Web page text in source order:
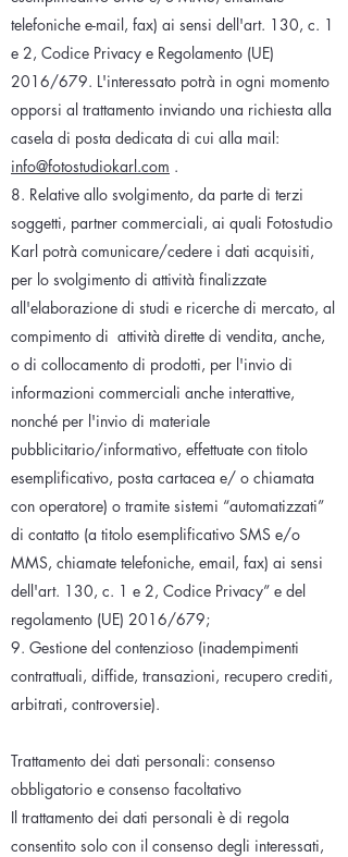
telefoniche e-mail, fax) ai sensi dell'art. 130, c. 1
e 2, Codice Privacy e Regolamento (UE)
2016/679. L'interessato potrà in ogni momento
opporsi al trattamento inviando una richiesta alla
casela di posta dedicata di cui alla mail:
info@fotostudiokarl.com .
8. Relative allo svolgimento, da parte di terzi
soggetti, partner commerciali, ai quali Fotostudio
Karl potrà comunicare/cedere i dati acquisiti,
per lo svolgimento di attività finalizzate
all'elaborazione di studi e ricerche di mercato, al
compimento di attività dirette di vendita, anche,
o di collocamento di prodotti, per l'invio di
informazioni commerciali anche interattive,
nonché per l'invio di materiale
pubblicitario/informativo, effettuate con titolo
esemplificativo, posta cartacea e/ o chiamata
con operatore) o tramite sistemi “automatizzati”
di contatto (a titolo esemplificativo SMS e/o
MMS, chiamate telefoniche, email, fax) ai sensi
dell'art. 130, c. 1 e 2, Codice Privacy” e del
regolamento (UE) 2016/679;
9. Gestione del contenzioso (inadempimenti
contrattuali, diffide, transazioni, recupero crediti,
arbitrati, controversie).
Trattamento dei dati personali: consenso
obbligatorio e consenso facoltativo
Il trattamento dei dati personali è di regola
consentito solo con il consenso degli interessati,